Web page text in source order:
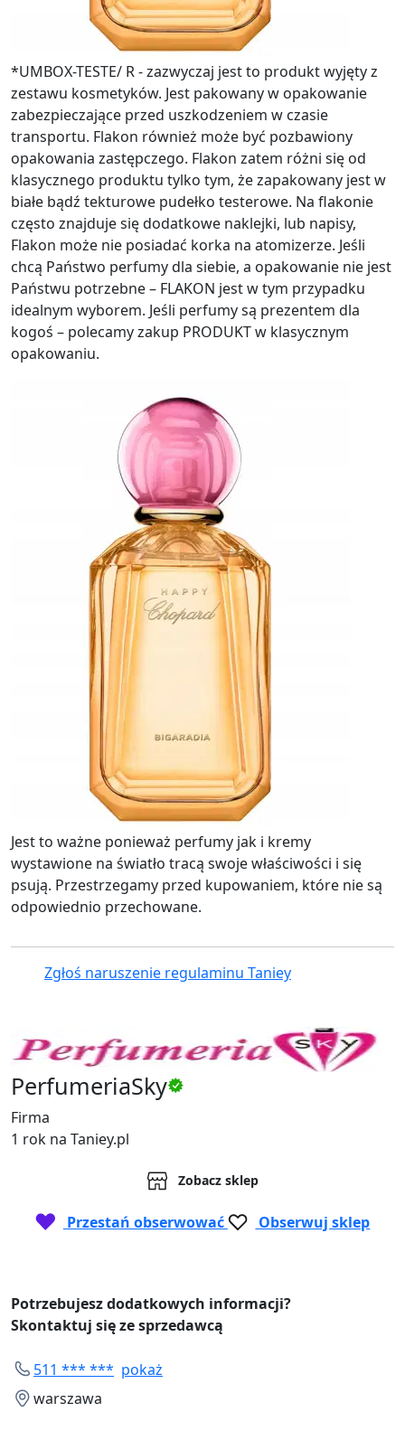
*UMBOX-TESTE/ R - zazwyczaj jest to produkt wyjęty z
zestawu kosmetyków. Jest pakowany w opakowanie
zabezpieczające przed uszkodzeniem w czasie
transportu. Flakon również może być pozbawiony
opakowania zastępczego. Flakon zatem różni się od
klasycznego produktu tylko tym, że zapakowany jest w
białe bądź tekturowe pudełko testerowe. Na flakonie
często znajduje się dodatkowe naklejki, lub napisy,
Flakon może nie posiadać korka na atomizerze. Jeśli
chcą Państwo perfumy dla siebie, a opakowanie nie jest
Państwu potrzebne – FLAKON jest w tym przypadku
idealnym wyborem. Jeśli perfumy są prezentem dla
kogoś – polecamy zakup PRODUKT w klasycznym
opakowaniu.
Jest to ważne ponieważ perfumy jak i kremy
wystawione na światło tracą swoje właściwości i się
psują. Przestrzegamy przed kupowaniem, które nie są
odpowiednio przechowane.
Zgłoś naruszenie regulaminu Taniey
PerfumeriaSky
Firma
1 rok na Taniey.pl
Zobacz sklep
Przestań obserwować Obserwuj sklep
Potrzebujesz dodatkowych informacji?
Skontaktuj się ze sprzedawcą
511 *** *** pokaż
warszawa